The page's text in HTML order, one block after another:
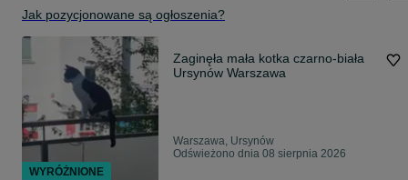
Jak pozycjonowane są ogłoszenia?
Zaginęła mała kotka czarno-biała
Ursynów Warszawa
Warszawa, Ursynów
Odświeżono dnia 08 sierpnia 2026
WYRÓŻNIONE